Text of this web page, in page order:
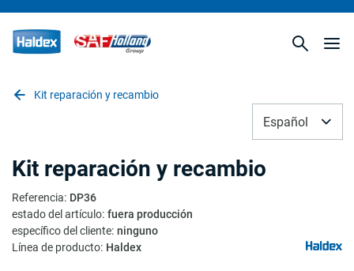
Kit reparación y recambio
Español
Kit reparación y recambio
Referencia: DP36
estado del artículo: fuera producción
específico del cliente: ninguno
Línea de producto: Haldex